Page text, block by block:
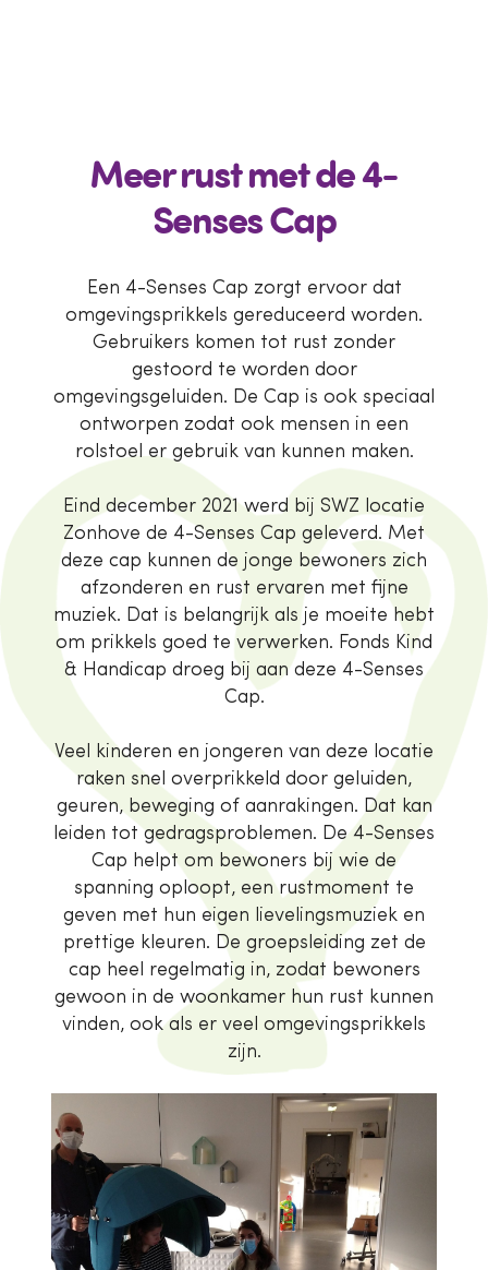
Meer rust met de 4-
Senses Cap
Een 4-Senses Cap zorgt ervoor dat
omgevingsprikkels gereduceerd worden.
Gebruikers komen tot rust zonder
gestoord te worden door
omgevingsgeluiden. De Cap is ook speciaal
ontworpen zodat ook mensen in een
rolstoel er gebruik van kunnen maken.
Eind december 2021 werd bij SWZ locatie
Zonhove de 4-Senses Cap geleverd. Met
deze cap kunnen de jonge bewoners zich
afzonderen en rust ervaren met fijne
muziek. Dat is belangrijk als je moeite hebt
om prikkels goed te verwerken. Fonds Kind
& Handicap droeg bij aan deze 4-Senses
Cap.
Veel kinderen en jongeren van deze locatie
raken snel overprikkeld door geluiden,
geuren, beweging of aanrakingen. Dat kan
leiden tot gedragsproblemen. De 4-Senses
Cap helpt om bewoners bij wie de
spanning oploopt, een rustmoment te
geven met hun eigen lievelingsmuziek en
prettige kleuren. De groepsleiding zet de
cap heel regelmatig in, zodat bewoners
gewoon in de woonkamer hun rust kunnen
vinden, ook als er veel omgevingsprikkels
zijn.